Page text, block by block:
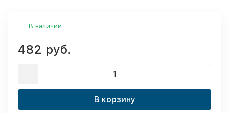
В наличии
482 руб.
В корзину